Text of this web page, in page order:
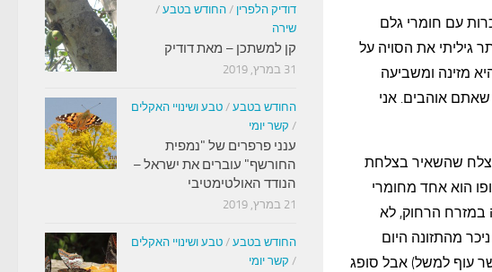
עם חומרי גלם
גיליתי את הסויה על
מזינה ומשביעה
אוהבים. אני
שהשאיר בצלחת
הוא אחד מחומרי
במזרח הרחוק, לא
מהתזונה היום
עוף למשל) אבל סופג
דודיק הלפרין / החודש בטבע /
שירה
קן למשתכן – מאת דודיק
31 במרץ, 2019
החודש בטבע / טבע ושינויי האקלים
/ קשר יומי
ענני פרפרים של "נמפית
החורשף" עוברים את ישראל –
הנודד האולטימטיבי
21 במרץ, 2019
החודש בטבע / טבע ושינויי האקלים
/ קשר יומי